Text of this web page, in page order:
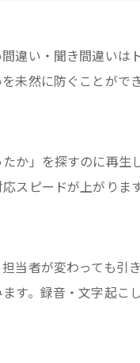
違い・聞き間違い
未然に防ぐことができ
か」を探すのに再
スピードが上がります
当者が変わっても
す。録音・文字起